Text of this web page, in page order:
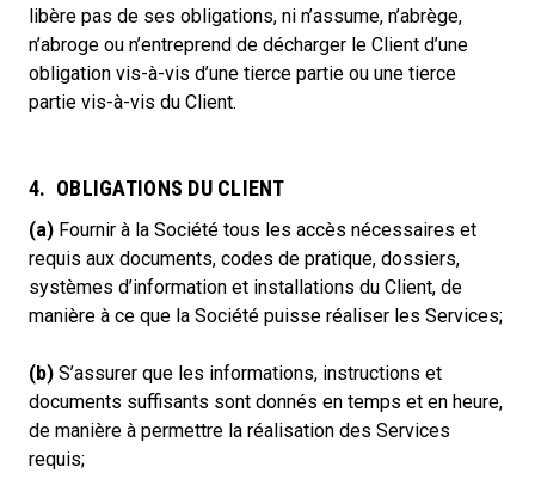
libère pas de ses obligations, ni n’assume, n’abrège,
n’abroge ou n’entreprend de décharger le Client d’une
obligation vis-à-vis d’une tierce partie ou une tierce
partie vis-à-vis du Client.
4. OBLIGATIONS DU CLIENT
(a) Fournir à la Société tous les accès nécessaires et
requis aux documents, codes de pratique, dossiers,
systèmes d’information et installations du Client, de
manière à ce que la Société puisse réaliser les Services;
(b) S’assurer que les informations, instructions et
documents suffisants sont donnés en temps et en heure,
de manière à permettre la réalisation des Services
requis;